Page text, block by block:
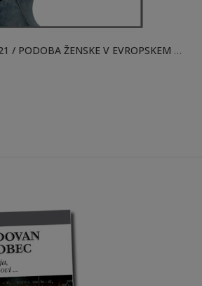
SKULPTURE 1990-2021 / PODOBA ŽENSKE V EVROPSKEM PROSTORU